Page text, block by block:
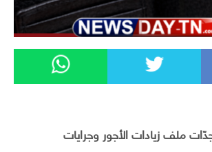
ملف زيادات الأجور وجرايات